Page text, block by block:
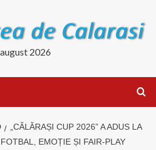
2026
„CĂLĂRAȘI CUP 2026” A ADUS LA
EMOȚIE ȘI FAIR-PLAY